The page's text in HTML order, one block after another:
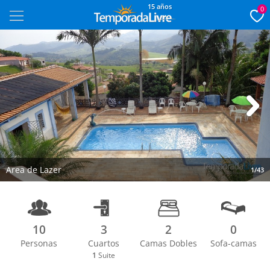
15 años 0
Area de Lazer 1/43
Next
10
Personas
3
Cuartos
1 Suite
2
Camas Dobles
0
Sofa-camas